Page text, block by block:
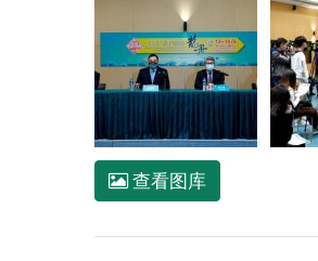
查看图库